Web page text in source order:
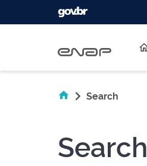
Search
Search